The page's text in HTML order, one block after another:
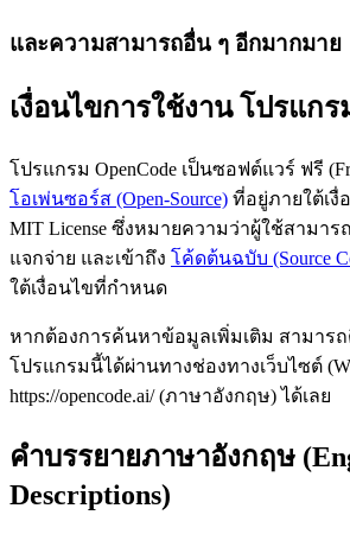
และความสามารถอื่น ๆ อีกมากมาย
เงื่อนไขการใช้งาน โปรแกร
โปรแกรม OpenCode เป็นซอฟต์แวร์ ฟรี
โอเพ่นซอร์ส (Open-Source) ที่อยู่ภายใต้เงื่
MIT License ซึ่งหมายความว่าผู้ใช้สามาร
แจกจ่าย และเข้าถึง โค้ดต้นฉบับ (Source
ใต้เงื่อนไขที่กำหนด
หากต้องการค้นหาข้อมูลเพิ่มเติม สามาร
โปรแกรมนี้ได้ผ่านทางช่องทางเว็บไซต์
https://opencode.ai/ (ภาษาอังกฤษ) ได้เลย
คำบรรยายภาษาอังกฤษ
Descriptions)